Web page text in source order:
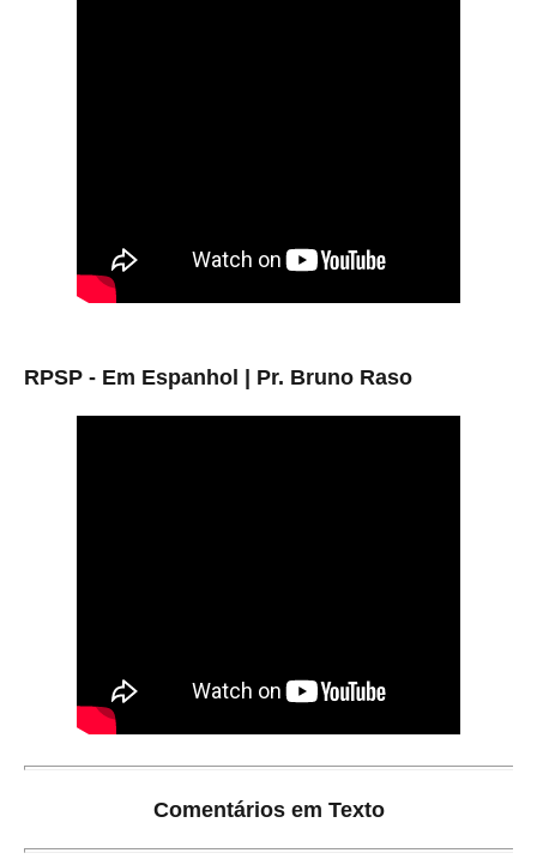
RPSP - Em Espanhol | Pr. Bruno Raso
Comentários em Texto